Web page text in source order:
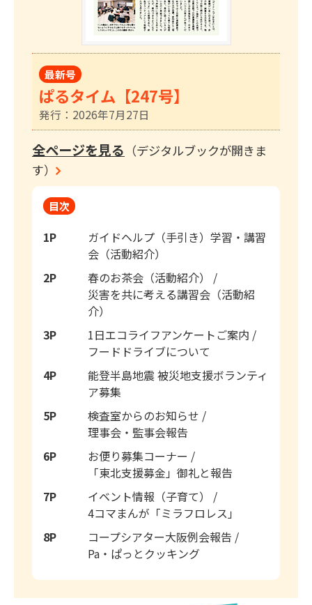
最新号
ぱるタイム【247号】
発行：2026年7月27日
全ページを見る （デジタルブックが開きま
す）
目次
1P
ガイドヘルプ（手引き）学習・講習
会（活動紹介）
2P
春のお茶会（活動紹介） /
災害を共に考える講習会（活動紹
介）
3P
1日エコライフアンケートご案内 /
フードドライブについて
4P
能登半島地震 被災地支援ボランティ
ア募集
5P
検査室からのお知らせ /
理事会・監事会報告
6P
お便り募集コーナー /
「東北支援募金」御礼と報告
7P
イベント情報（子育て） /
4コマまんが「ミラフロレス」
8P
コープシアター大阪例会報告 /
Pa・ぱっとクッキング